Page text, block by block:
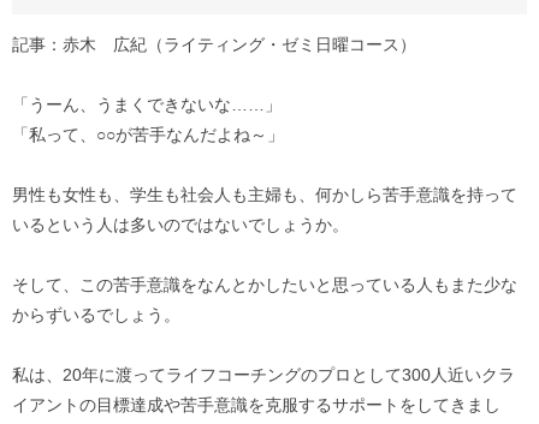
記事：赤木 広紀（ライティング・ゼミ日曜コース）
「うーん、うまくできないな……」
「私って、○○が苦手なんだよね～」
男性も女性も、学生も社会人も主婦も、何かしら苦手意識を持って
いるという人は多いのではないでしょうか。
そして、この苦手意識をなんとかしたいと思っている人もまた少な
からずいるでしょう。
私は、20年に渡ってライフコーチングのプロとして300人近いクラ
イアントの目標達成や苦手意識を克服するサポートをしてきまし